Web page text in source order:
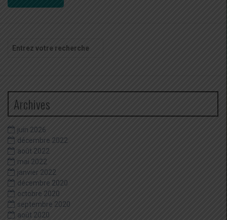
Recherche
pour
Archives
juin 2026
décembre 2022
août 2022
mai 2022
janvier 2022
décembre 2020
octobre 2020
septembre 2020
août 2020